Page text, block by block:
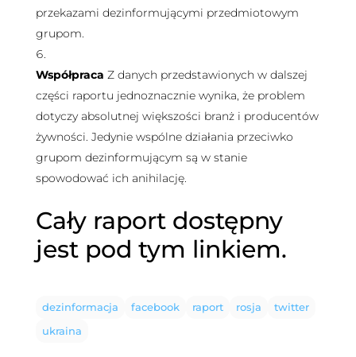
przekazami dezinformującymi przedmiotowym
grupom.
Współpraca Z danych przedstawionych w dalszej
części raportu jednoznacznie wynika, że problem
dotyczy absolutnej większości branż i producentów
żywności. Jedynie wspólne działania przeciwko
grupom dezinformującym są w stanie
spowodować ich anihilację.
Cały raport dostępny
jest pod tym linkiem.
dezinformacja facebook raport rosja
twitter
ukraina